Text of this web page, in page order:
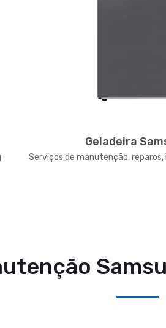
Geladeira
Serviços de manutenção,